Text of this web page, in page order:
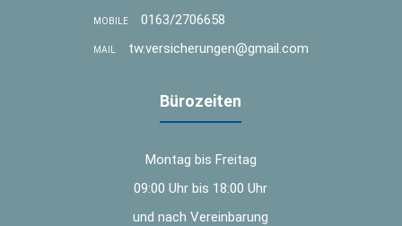
MOBILE 0163/2706658
MAIL tw.versicherungen@gmail.com
Bürozeiten
Montag bis Freitag
09:00 Uhr bis 18:00 Uhr
und nach Vereinbarung